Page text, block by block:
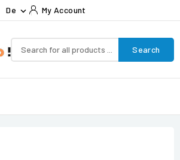
De  My Account
Search